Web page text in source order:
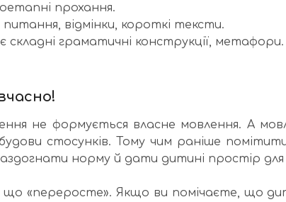
прохання.
питання, відмінки, короткі тексти.
складні граматичні конструкції, метафори.
не формується власне мовлення. А
стосунків. Тому чим раніше
норму й дати дитині простір для
що «переросте». Якщо ви помічаєте, що